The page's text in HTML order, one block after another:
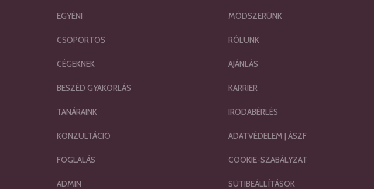
EGYÉNI
CSOPORTOS
CÉGEKNEK
BESZÉD GYAKORLÁS
TANÁRAINK
KONZULTÁCIÓ
FOGLALÁS
ADMIN
MÓDSZERÜNK
RÓLUNK
AJÁNLÁS
KARRIER
IRODABÉRLÉS
ADATVÉDELEM | ÁSZF
COOKIE-SZABÁLYZAT
SÜTIBEÁLLÍTÁSOK